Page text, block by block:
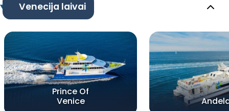
Venecija laivai
Prince Of
Venice